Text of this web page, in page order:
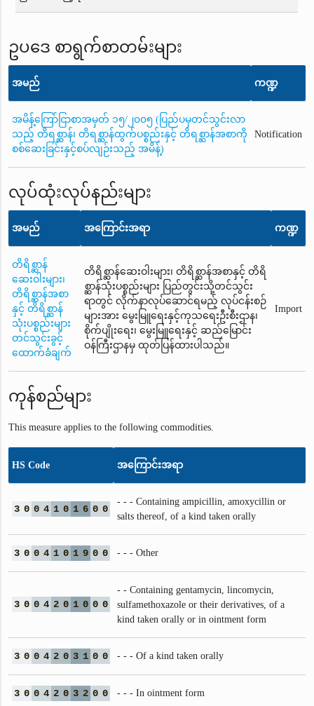
ဥပဒေ စာရွက်စာတမ်းများ
အမည် ကဏ္ဍ
အမိန့်ကြော်ငြာစာအမှတ် ၁၅/၂၀၀၅ (ပြည်ပမှတင်သွင်းလာ
သည့် တိရစ္ဆာန်၊ တိရစ္ဆာန်ထွက်ပစ္စည်းနှင့် တိရစ္ဆာန်အစာကို
စစ်ဆေးခြင်းနှင့်စပ်လျဉ်းသည့် အမိန့်)
Notification
လုပ်ထုံးလုပ်နည်းများ
အမည် အကြောင်းအရာ ကဏ္ဍ
တိရိစ္ဆာန်
ဆေးဝါးများ၊
တိရိစ္ဆာန်အစာ
နှင့် တိရိစ္ဆာန်
သုံးပစ္စည်းများ
တင်သွင်းခွင့်
ထောက်ခံချက်
တိရိစ္ဆာန်ဆေးဝါးများ၊ တိရိစ္ဆာန်အစာနှင့် တိရိ
စ္ဆာန်သုံးပစ္စည်းများ ပြည်တွင်းသို့တင်သွင်း
ရာတွင် လိုက်နာလုပ်ဆောင်ရမည့် လုပ်ငန်းစဉ်
များအား မွေးမြူရေးနှင့်ကုသရေးဦးစီးဌာန၊
စိုက်ပျိုးရေး၊ မွေးမြူရေးနှင့် ဆည်မြောင်း
ဝန်ကြီးဌာနမှ ထုတ်ပြန်ထားပါသည်။
Import
ကုန်စည်များ
This measure applies to the following commodities.
HS Code အကြောင်းအရာ
3 0 0 4 1 0 1 6 0 0
- - - Containing ampicillin, amoxycillin or
salts thereof, of a kind taken orally
3 0 0 4 1 0 1 9 0 0 - - - Other
3 0 0 4 2 0 1 0 0 0
- - Containing gentamycin, lincomycin,
sulfamethoxazole or their derivatives, of a
kind taken orally or in ointment form
3 0 0 4 2 0 3 1 0 0 - - - Of a kind taken orally
3 0 0 4 2 0 3 2 0 0 - - - In ointment form